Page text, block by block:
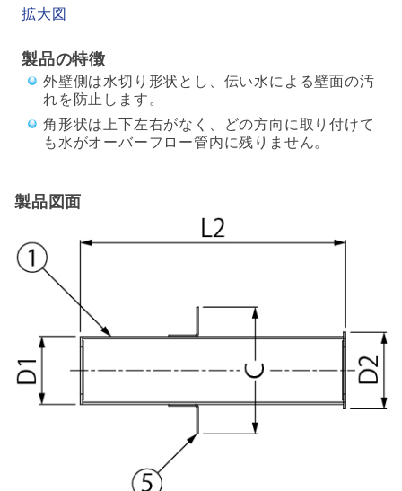
拡大図
製品の特徴
外壁側は水切り形状とし、伝い水による壁面の汚
れを防止します。
角形状は上下左右がなく、どの方向に取り付けて
も水がオーバーフロー管内に残りません。
製品図面